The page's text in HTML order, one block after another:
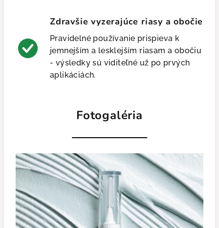
Zdravšie vyzerajúce riasy a obočie
Pravidelné používanie prispieva k
jemnejším a lesklejším riasam a obočiu
- výsledky sú viditeľné už po prvých
aplikáciách.
Fotogaléria